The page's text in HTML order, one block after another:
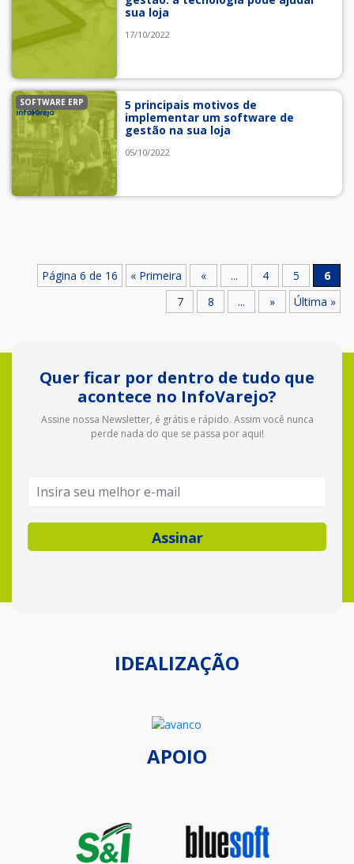
sua loja
17/10/2022
SOFTWARE ERP
5 principais motivos de
implementar um software de
gestão na sua loja
05/10/2022
Página 6 de 16 « Primeira « ... 4 5
6
7
8 ... » Última »
Quer ficar por dentro de tudo que
acontece no InfoVarejo?
Assine nossa Newsletter, é grátis e rápido. Assim você nunca
perde nada do que se passa por aqui!
IDEALIZAÇÃO
APOIO